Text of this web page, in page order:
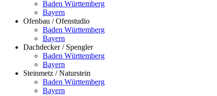
Baden Württemberg
Bayern
Ofenbau / Ofenstudio
Baden Württemberg
Bayern
Dachdecker / Spengler
Baden Württemberg
Bayern
Steinmetz / Naturstein
Baden Württemberg
Bayern